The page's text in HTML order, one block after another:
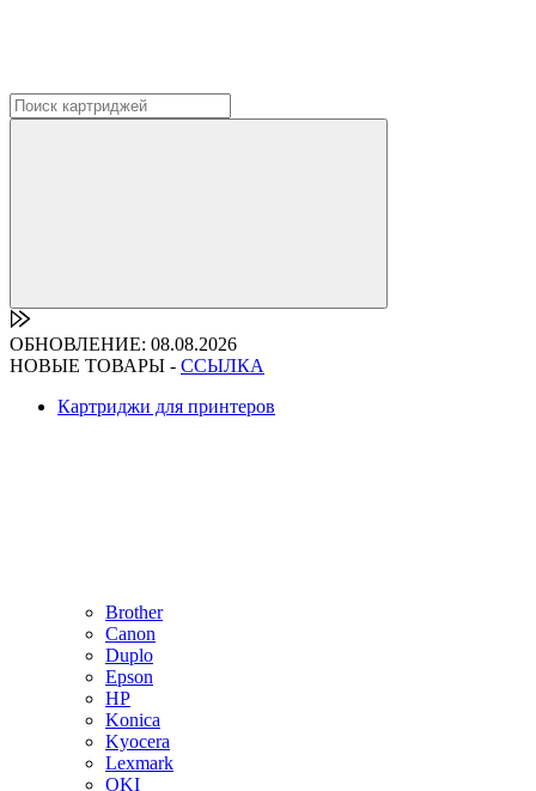
ОБНОВЛЕНИЕ: 08.08.2026
НОВЫЕ ТОВАРЫ - ССЫЛКА
Картриджи для принтеров
Brother
Canon
Duplo
Epson
HP
Konica
Kyocera
Lexmark
OKI